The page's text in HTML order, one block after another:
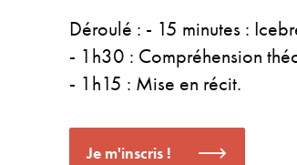
Déroulé : - 15 minutes :
- 1h30 : Compréhension
- 1h15 : Mise en récit.
Je m'inscris !